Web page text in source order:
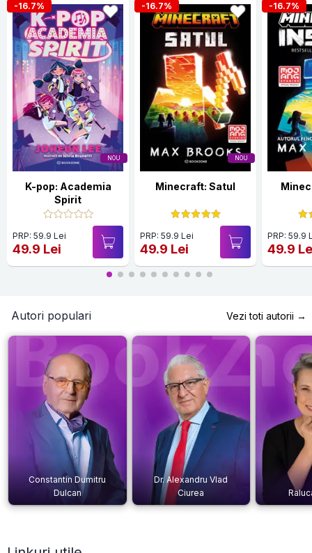
NOU
-16.7%
K-pop: Academia
Spirit
PRP: 59.9 Lei
49.9 Lei
NOU
-16.7%
Minecraft: Satul
PRP: 59.9 Lei
49.9 Lei
-16.7%
PRP: 59.9
49.9
Autori populari Vezi toti autorii →
Constantin Dumitru
Dulcan
Dr. Alexandru Vlad
Ciurea